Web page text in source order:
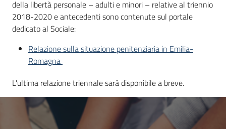
della libertà personale – adulti e minori – relative al triennio
2018-2020 e antecedenti sono contenute sul portale
dedicato al Sociale:
Relazione sulla situazione penitenziaria in Emilia-
Romagna
L'ultima relazione triennale sarà disponibile a breve.